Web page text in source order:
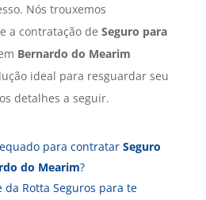
Nós trouxemos
a contratação de Seguro para
Bernardo do Mearim
ideal para resguardar seu
detalhes a seguir.
para contratar Seguro
do Mearim?
Rotta Seguros para te